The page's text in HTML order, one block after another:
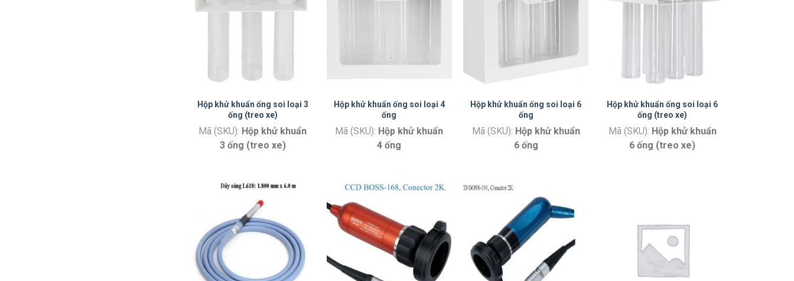
Hộp khử khuẩn ống soi loại 3
ống (treo xe)
Mã (SKU): Hộp khử khuẩn
3 ống (treo xe)
Hộp khử khuẩn ống soi loại 4
ống
Mã (SKU): Hộp khử khuẩn
4 ống
Hộp khử khuẩn ống soi loại 6
ống
Mã (SKU): Hộp khử khuẩn
6 ống
Hộp khử khuẩn ống soi loại 6
ống (treo xe)
Mã (SKU): Hộp khử khuẩn
6 ống (treo xe)